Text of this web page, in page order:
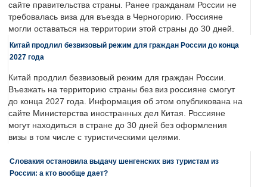
сайте правительства страны. Ранее гражданам России не
требовалась виза для въезда в Черногорию. Россияне
могли оставаться на территории этой страны до 30 дней.
Китай продлил безвизовый режим для граждан России до конца
2027 года
Китай продлил безвизовый режим для граждан России.
Въезжать на территорию страны без виз россияне смогут
до конца 2027 года. Информация об этом опубликована на
сайте Министерства иностранных дел Китая. Россияне
могут находиться в стране до 30 дней без оформления
визы в том числе с туристическими целями.
Словакия остановила выдачу шенгенских виз туристам из
России: а кто вообще дает?